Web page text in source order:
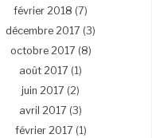
février 2018 (7)
décembre 2017 (3)
octobre 2017 (8)
août 2017 (1)
juin 2017 (2)
avril 2017 (3)
février 2017 (1)